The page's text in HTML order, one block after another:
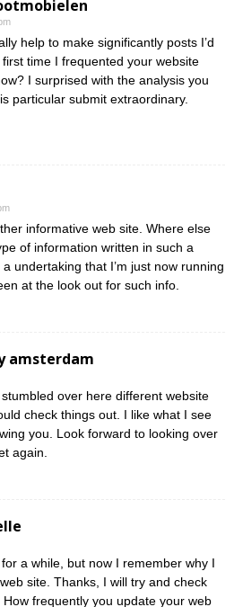
help to make significantly posts I’d
time I frequented your website
I surprised with the analysis you
particular submit extraordinary.
informative web site. Where else
of information written in such a
a undertaking that I’m just now running
at the look out for such info.
amsterdam
over here different website
check things out. I like what I see
you. Look forward to looking over
again.
for a while, but now I remember why I
site. Thanks, I will try and check
frequently you update your web